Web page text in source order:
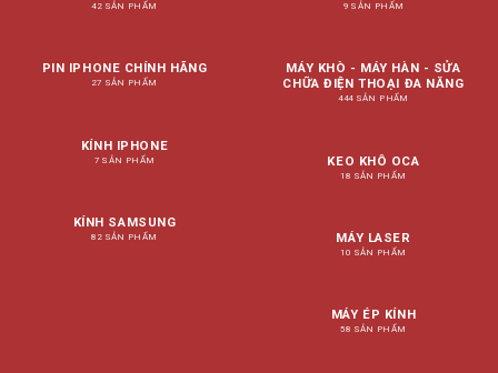
42 SẢN PHẨM
PIN IPHONE CHÍNH HÃNG
27 SẢN PHẨM
KÍNH IPHONE
7 SẢN PHẨM
KÍNH SAMSUNG
82 SẢN PHẨM
9 SẢN PHẨM
MÁY KHÒ - MÁY HÀN - SỬA
CHỮA ĐIỆN THOẠI ĐA NĂNG
444 SẢN PHẨM
KEO KHÔ OCA
18 SẢN PHẨM
MÁY LASER
10 SẢN PHẨM
MÁY ÉP KÍNH
58 SẢN PHẨM